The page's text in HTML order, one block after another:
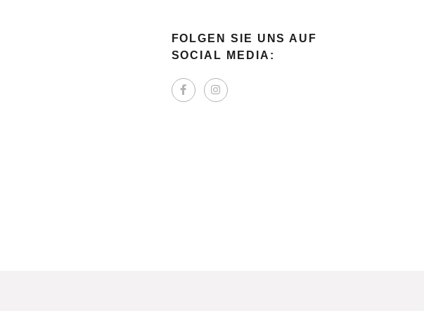
FOLGEN SIE UNS AUF
SOCIAL MEDIA: